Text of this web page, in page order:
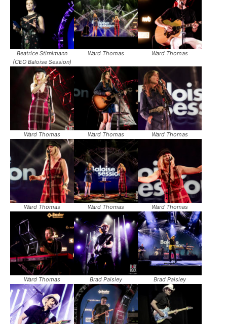
Beatrice Stirnimann
(CEO Baloise Session)
Ward Thomas Ward Thomas
Ward Thomas Ward Thomas Ward Thomas
Ward Thomas Ward Thomas Ward Thomas
Ward Thomas Brad Paisley Brad Paisley